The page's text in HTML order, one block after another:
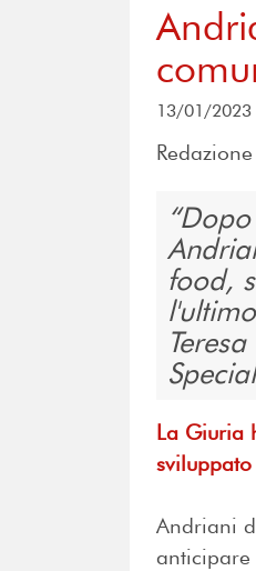
13/01/2023
Redazione
Dopo
food,
La Giuria
Andriani